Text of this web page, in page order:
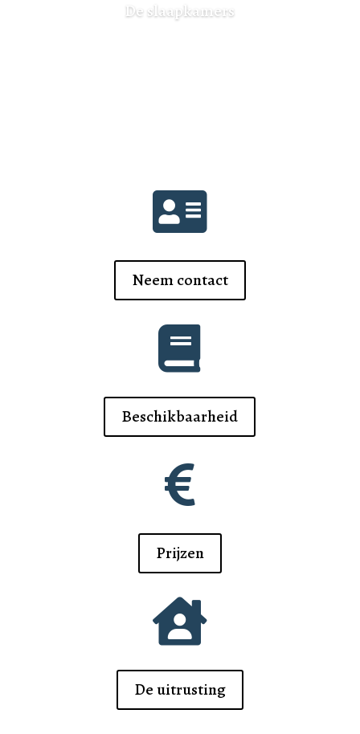
De slaapkamers

Neem contact

Beschikbaarheid

Prijzen

De uitrusting